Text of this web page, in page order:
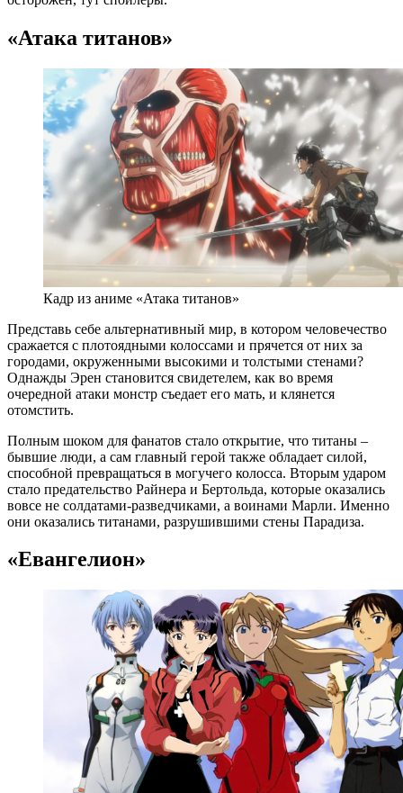
«Атака титанов»
Кадр из аниме «Атака титанов»
Представь себе альтернативный мир, в котором человечество
сражается с плотоядными колоссами и прячется от них за
городами, окруженными высокими и толстыми стенами?
Однажды Эрен становится свидетелем, как во время
очередной атаки монстр съедает его мать, и клянется
отомстить.
Полным шоком для фанатов стало открытие, что титаны –
бывшие люди, а сам главный герой также обладает силой,
способной превращаться в могучего колосса. Вторым ударом
стало предательство Райнера и Бертольда, которые оказались
вовсе не солдатами-разведчиками, а воинами Марли. Именно
они оказались титанами, разрушившими стены Парадиза.
«Евангелион»